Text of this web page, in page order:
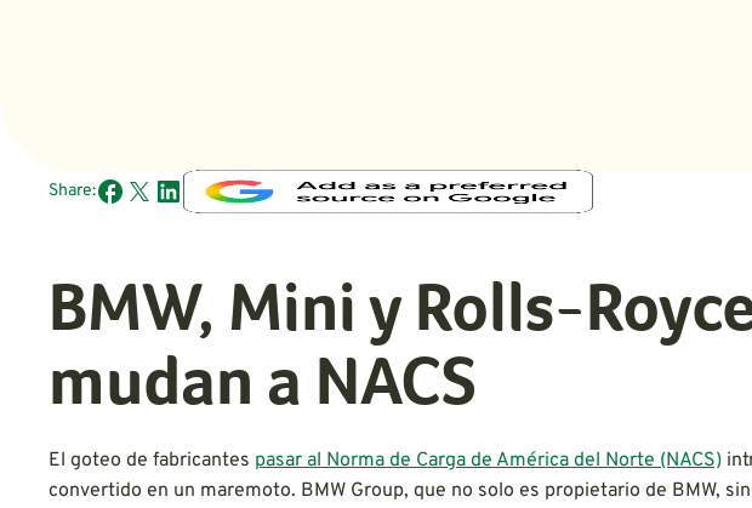
Share:
BMW, Mini y Rolls-
mudan a NACS
El goteo de fabricantes pasar al Norma de Carga de América del Norte (NACS)
convertido en un maremoto. BMW Group, que no solo es propietario de BMW,